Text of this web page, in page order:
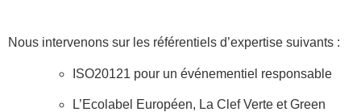
Nous intervenons sur les référentiels d’expertise suivants :
ISO20121 pour un événementiel responsable
L’Ecolabel Européen, La Clef Verte et Green